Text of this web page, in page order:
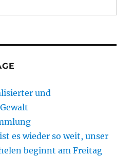
und
es wieder so weit, unser
beginnt am Freitag